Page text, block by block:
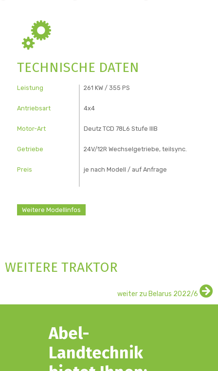
TECHNISCHE DATEN
Leistung 261 KW / 355 PS
Antriebsart 4x4
Motor-Art Deutz TCD 78L6 Stufe IIIB
Getriebe 24V/12R Wechselgetriebe, teilsync.
Preis je nach Modell / auf Anfrage
Weitere Modellinfos
WEITERE TRAKTOR
Details
weiter zu Belarus 2022/6
Abel-
Landtechnik